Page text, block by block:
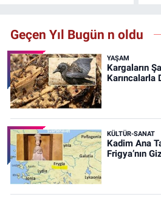
Geçen Yıl Bugün n oldu
YAŞAM
Kargaların
Karıncalarla
KÜLTÜR-SANAT
Kadim Ana
Frigya’nın